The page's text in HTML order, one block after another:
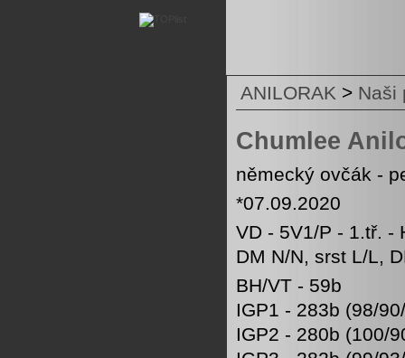
ANILORAK > Naši
Chumlee
německý ovčák -
*07.09.2020
VD - 5V1/P - 1.tř. -
DM N/N, srst L/L,
BH/VT - 59b
IGP1 - 283b (98/
IGP2 - 280b (100/